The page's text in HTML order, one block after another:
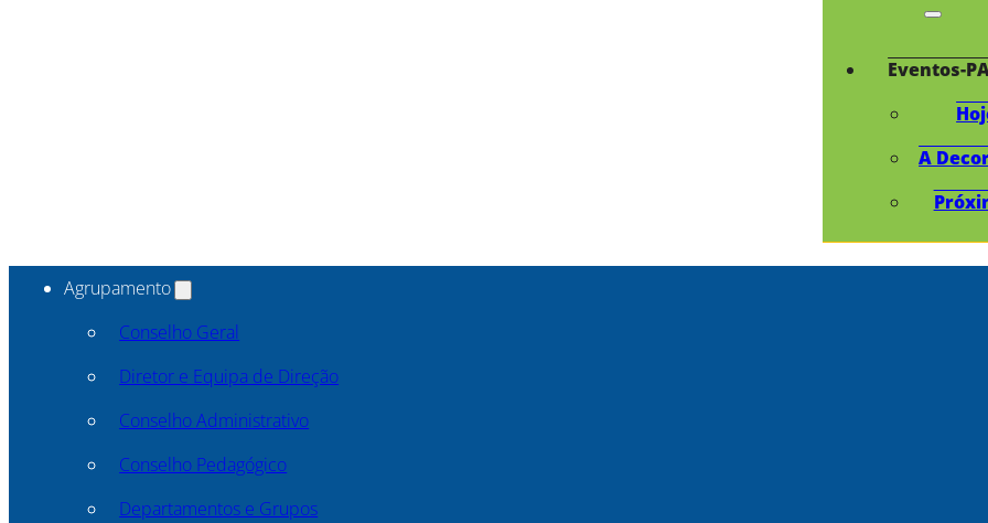
Eventos-
A
Agrupamento
Conselho Geral
Diretor e Equipa de Direção
Conselho Administrativo
Conselho Pedagógico
Departamentos e Grupos